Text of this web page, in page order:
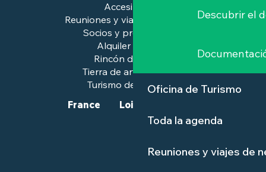
Descubrir el
Oficina de Turismo
Toda la agenda
Reuniones y viajes de
Accesibilidad
Reuniones y viajes de negocios
Socios y profesionales
Alquiler de salas
Rincón de prensa
Tierra de arte e historia
Turismo de calidad™.
France
Loire-Atlantique